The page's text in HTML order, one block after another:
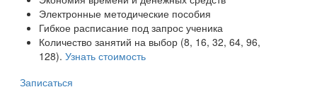
Электронные методические пособия
Гибкое расписание под запрос ученика
Количество занятий на выбор (8, 16, 32, 64, 96,
128). Узнать стоимость
Записаться